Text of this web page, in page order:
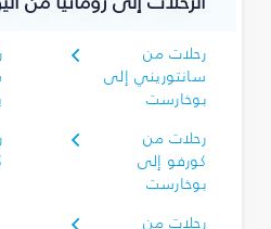
رحلات من
سانتوريني إلى
بوخارست
رحلات من
كورفو إلى
بوخارست
رحلات من